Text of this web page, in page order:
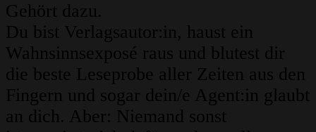
Gehört dazu.
Du bist Verlagsautor:in, haust ein
Wahnsinnsexposé raus und blutest dir
die beste Leseprobe aller Zeiten aus den
Fingern und sogar dein/e Agent:in glaubt
an dich. Aber: Niemand sonst